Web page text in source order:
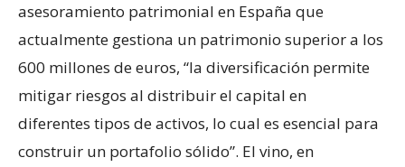
asesoramiento patrimonial en España que
actualmente gestiona un patrimonio superior a los
600 millones de euros, “la diversificación permite
mitigar riesgos al distribuir el capital en
diferentes tipos de activos, lo cual es esencial para
construir un portafolio sólido”. El vino, en